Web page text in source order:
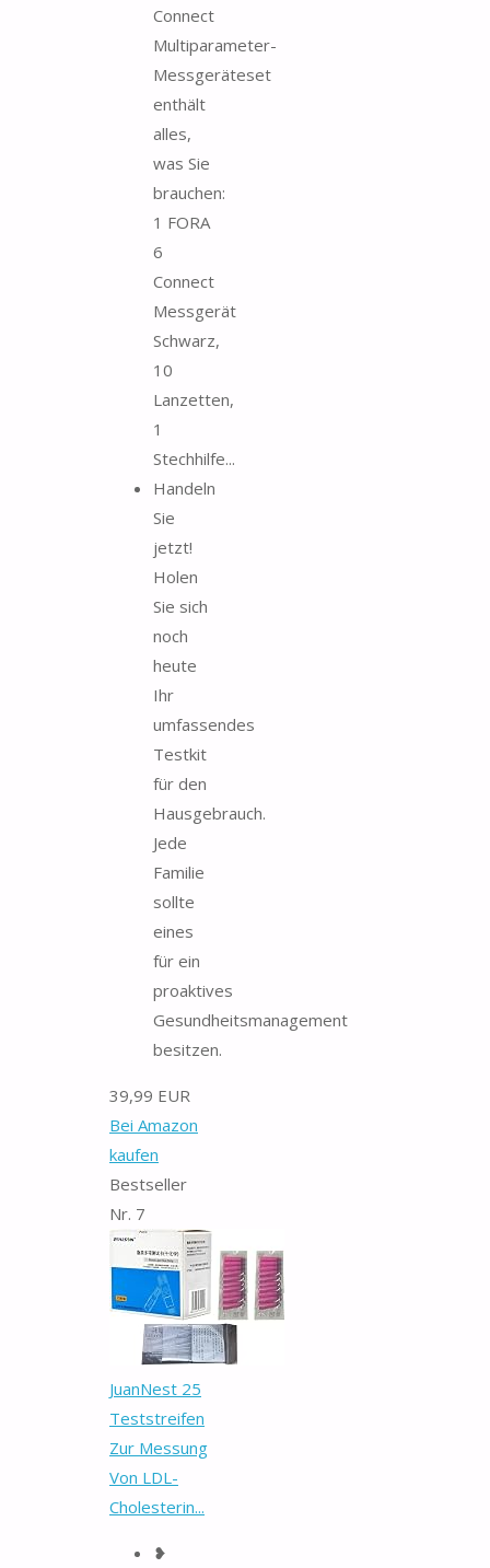
Connect
Multiparameter-
Messgeräteset
enthält
alles,
was Sie
brauchen:
1 FORA
6
Connect
Messgerät
Schwarz,
10
Lanzetten,
1
Stechhilfe...
Handeln
Sie
jetzt!
Holen
Sie sich
noch
heute
Ihr
umfassendes
Testkit
für den
Hausgebrauch.
Jede
Familie
sollte
eines
für ein
proaktives
Gesundheitsmanagement
besitzen.
39,99 EUR
Bei Amazon
kaufen
Bestseller
Nr. 7
JuanNest 25
Teststreifen
Zur Messung
Von LDL-
Cholesterin...
❥